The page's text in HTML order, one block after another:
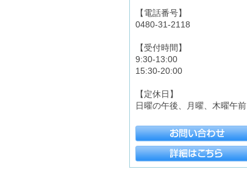
【電話番号】
0480-31-2118
【受付時間】
9:30-13:00
15:30-20:00
【定休日】
日曜の午後、月曜、木曜午前